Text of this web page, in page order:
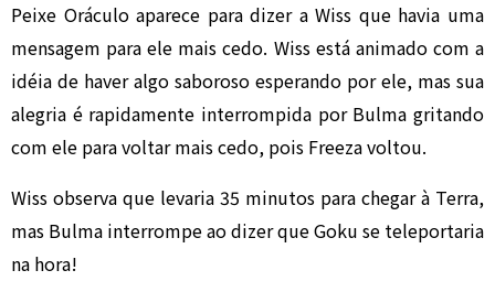
Peixe Oráculo aparece para dizer a Wiss que havia uma
mensagem para ele mais cedo. Wiss está animado com a
idéia de haver algo saboroso esperando por ele, mas sua
alegria é rapidamente interrompida por Bulma gritando
com ele para voltar mais cedo, pois Freeza voltou.
Wiss observa que levaria 35 minutos para chegar à Terra,
mas Bulma interrompe ao dizer que Goku se teleportaria
na hora!